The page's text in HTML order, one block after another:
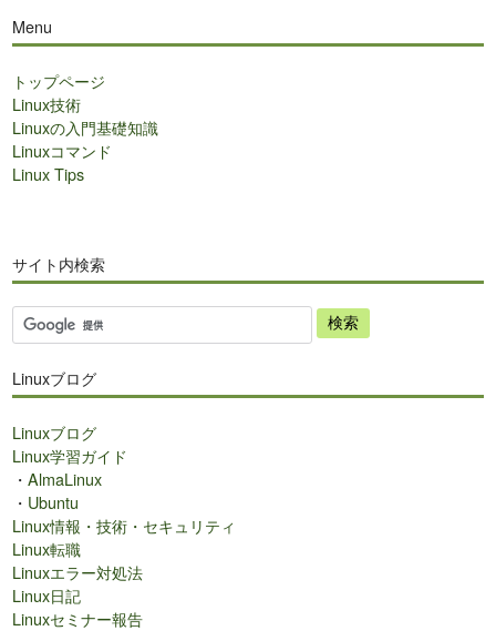
Menu
トップページ
Linux技術
Linuxの入門基礎知識
Linuxコマンド
Linux Tips
サイト内検索
サ
イ
内
索
Linuxブログ
Linuxブログ
Linux学習ガイド
・AlmaLinux
・ Ubuntu
Linux情報・技術・セキュリティ
Linux転職
Linuxエラー対処法
Linux日記
Linuxセミナー報告